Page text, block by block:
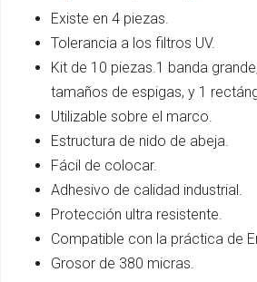
Existe en 4 piezas.
Tolerancia a los filtros UV.
Kit de 10 piezas.1 banda
tamaños de espigas, y 1
Utilizable sobre el marco.
Estructura de nido de abeja.
Fácil de colocar.
Adhesivo de calidad industrial.
Protección ultra resistente.
Compatible con la práctica de
Grosor de 380 micras.